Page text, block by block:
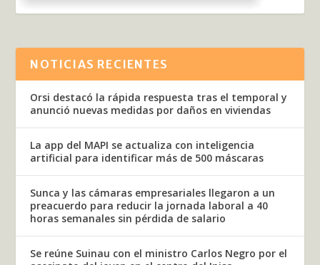
NOTICIAS RECIENTES
Orsi destacó la rápida respuesta tras el temporal y
anunció nuevas medidas por daños en viviendas
La app del MAPI se actualiza con inteligencia
artificial para identificar más de 500 máscaras
Sunca y las cámaras empresariales llegaron a un
preacuerdo para reducir la jornada laboral a 40
horas semanales sin pérdida de salario
Se reúne Suinau con el ministro Carlos Negro por el